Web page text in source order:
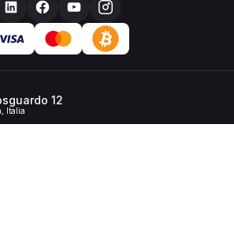
12
Italia